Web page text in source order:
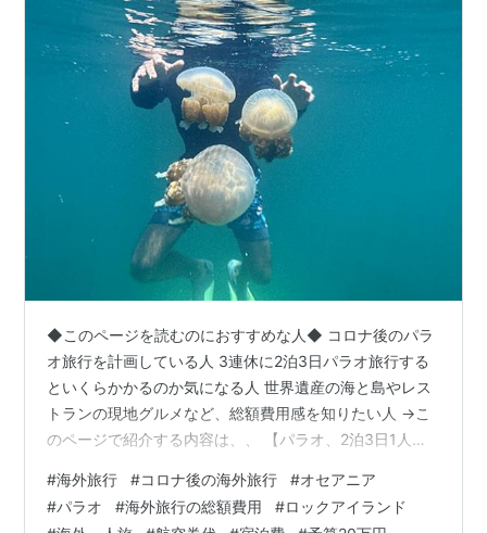
◆このページを読むのにおすすめな人◆ コロナ後のパラ
オ旅行を計画している人 3連休に2泊3日パラオ旅行する
といくらかかるのか気になる人 世界遺産の海と島やレス
トランの現地グルメなど、総額費用感を知りたい人 →こ
のページで紹介する内容は、、 【パラオ、2泊3日1人旅
2泊3日1人旅で世界遺産ロックアイランド観光した予算総
額 航空券代・宿泊費・食費・通信費・交通費・観光費な
#海外旅行 #コロナ後の海外旅行 #オセアニア
#パラオ #海外旅行の総額費用 #ロックアイランド